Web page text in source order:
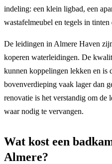
indeling: een klein ligbad, een
wastafelmeubel en tegels in
De leidingen in Almere Haven
koperen waterleidingen. De
kunnen koppelingen lekken en is
bovenverdieping vaak lager dan
renovatie is het verstandig om de
waar nodig te vervangen.
Wat kost een
Almere?